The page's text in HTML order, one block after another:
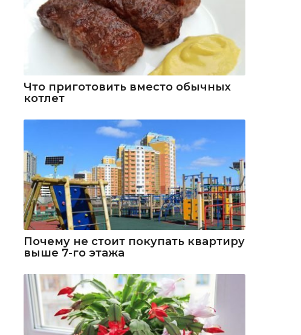
Что приготовить вместо обычных
котлет
Почему не стоит покупать квартиру
выше 7-го этажа